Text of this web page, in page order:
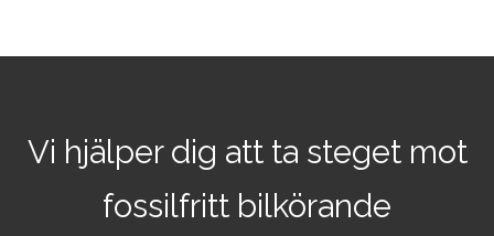
Vi hjälper dig att ta steget mot
fossilfritt bilkörande